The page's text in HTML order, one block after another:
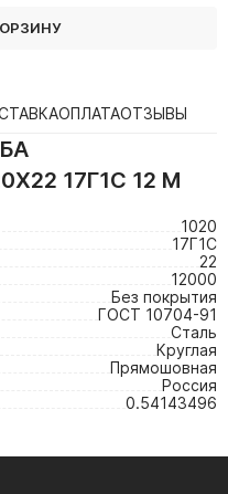
ОПЛАТАОТЗЫВЫ
17Г1С 12 М
1020
17Г1С
22
12000
Без покрытия
ГОСТ 10704-91
Сталь
Круглая
Прямошовная
Россия
0.54143496